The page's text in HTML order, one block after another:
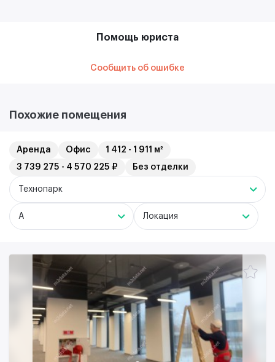
Помощь юриста
Сообщить об ошибке
Похожие помещения
Аренда Офис
1 412 - 1 911 м²
3 739 275 - 4 570 225 ₽
Без отделки
Технопарк
A Локация